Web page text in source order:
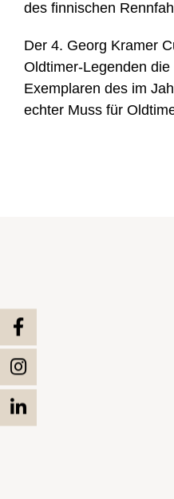
des finnischen
Der 4. Georg Kramer
Oldtimer-Legenden
Exemplaren des im
echter Muss für